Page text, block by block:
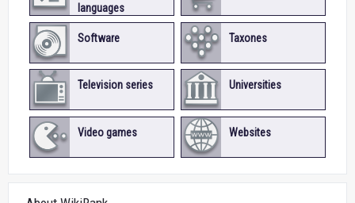
languages
Software Taxones
Television series Universities
Video games Websites